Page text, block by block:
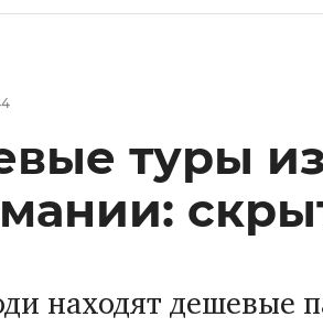
туры
находят дешевые